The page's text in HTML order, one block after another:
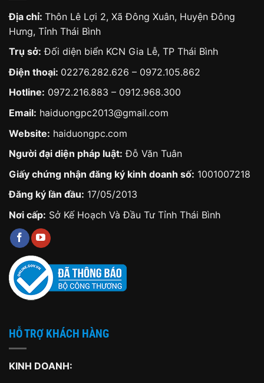
Địa chỉ: Thôn Lê Lợi 2, Xã Đông Xuân, Huyện Đông
Hưng, Tỉnh Thái Bình
Trụ sở: Đối diện biển KCN Gia Lễ, TP Thái Bình
Điện thoại: 02276.282.626 – 0972.105.862
Hotline: 0972.216.883 – 0912.968.300
Email: haiduongpc2013@gmail.com
Website: haiduongpc.com
Người đại diện pháp luật: Đỗ Văn Tuân
Giấy chứng nhận đăng ký kinh doanh số: 1001007218
Đăng ký lần đầu: 17/05/2013
Nơi cấp: Sở Kế Hoạch Và Đầu Tư Tỉnh Thái Bình
HỖ TRỢ KHÁCH HÀNG
KINH DOANH: